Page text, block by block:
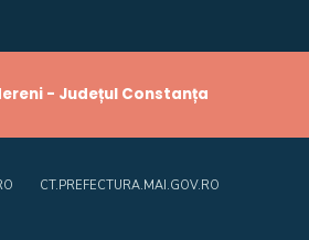
- Județul Constanța
CT.PREFECTURA.MAI.GOV.RO